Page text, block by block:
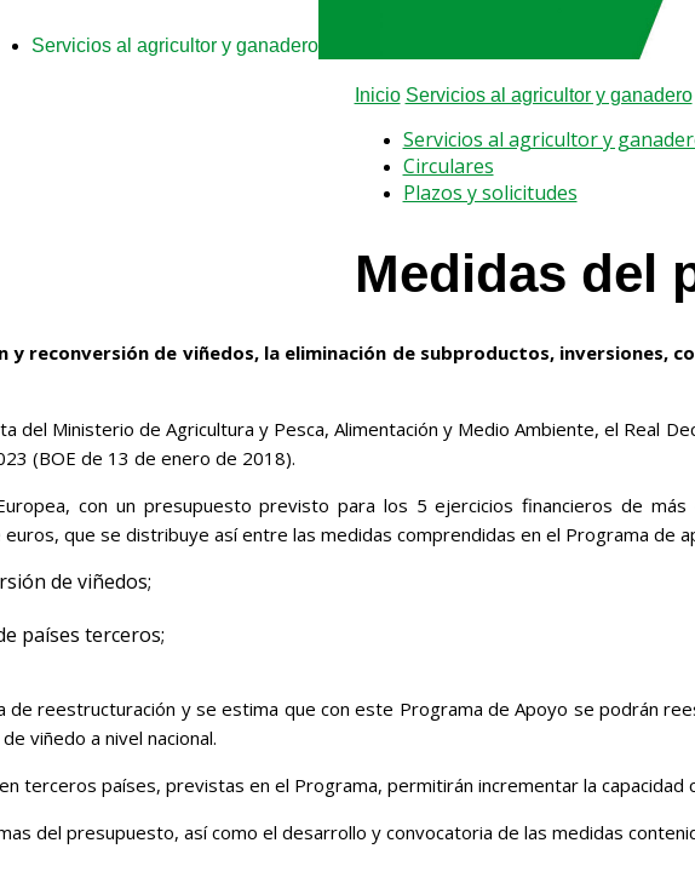
Servicios al agricultor y ganadero
Inicio Servicios al agricultor y ganadero
Servicios al agricultor y
Circulares
Plazos y solicitudes
Medidas del
reconversión de viñedos, la eliminación de subproductos, inversiones,
Ministerio de Agricultura y Pesca, Alimentación y Medio Ambiente, el Real
(BOE de 13 de enero de 2018).
con un presupuesto previsto para los 5 ejercicios financieros de
que se distribuye así entre las medidas comprendidas en el Programa de
de viñedos;
países terceros;
reestructuración y se estima que con este Programa de Apoyo se podrán
viñedo a nivel nacional.
terceros países, previstas en el Programa, permitirán incrementar la capacidad
del presupuesto, así como el desarrollo y convocatoria de las medidas